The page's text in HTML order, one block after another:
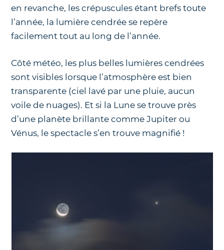
en revanche, les crépuscules étant brefs toute
l’année, la lumière cendrée se repère
facilement tout au long de l’année.
Côté météo, les plus belles lumières cendrées
sont visibles lorsque l’atmosphère est bien
transparente (ciel lavé par une pluie, aucun
voile de nuages). Et si la Lune se trouve près
d’une planète brillante comme Jupiter ou
Vénus, le spectacle s’en trouve magnifié !